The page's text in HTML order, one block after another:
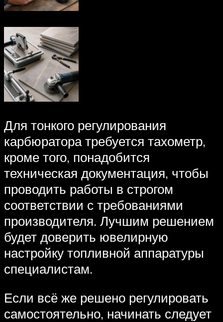
Для тонкого регулирования
карбюратора требуется тахометр,
кроме того, понадобится
техническая документация, чтобы
проводить работы в строгом
соответствии с требованиями
производителя. Лучшим решением
будет доверить ювелирную
настройку топливной аппаратуры
специалистам.
Если всё же решено регулировать
самостоятельно, начинать следует